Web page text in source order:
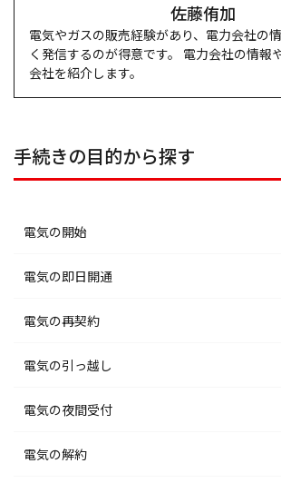
佐藤侑加
電気やガスの販売経験があり、電力会社の
く発信するのが得意です。 電力会社の情報
会社を紹介します。
手続きの目的から探す
電気の開始
北海道電力エリア
東北電力エリア
東京電力エリア
北陸電力エリア
中部電力エリア
電気の即日開通
北海道電力エリア
東北電力エリア
東京電力エリア
北陸電力エリア
電気の再契約
北海道電力エリア
東北電力エリア
東京電力エリア
電気の引っ越し
北海道電力エリア
東北電力エリア
電気の夜間受付
北海道電力エリア
電気の解約